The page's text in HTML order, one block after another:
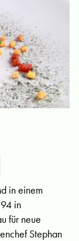
in einem
in
für neue
Stephan